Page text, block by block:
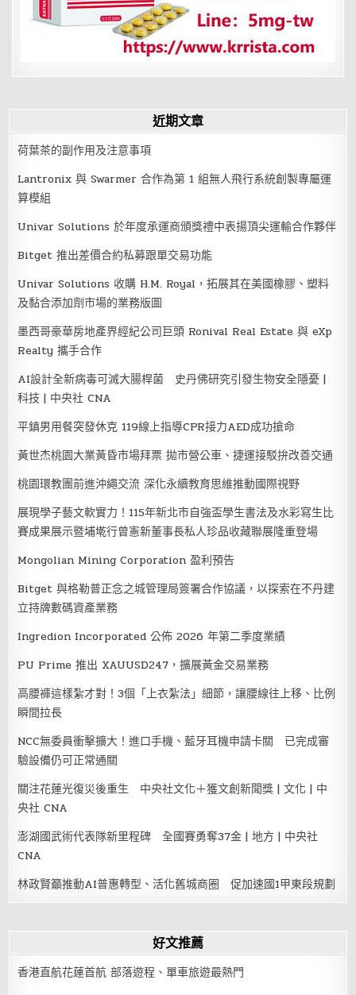
了
近期文章
荷葉茶的副作用及注意事項
Lantronix 與 Swarmer 合作為第 1 組無人飛行系統創製專屬運
算模組
Univar Solutions 於年度承運商頒獎禮中表揚頂尖運輸合作夥伴
Bitget 推出差價合約私募跟單交易功能
Univar Solutions 收購 H.M. Royal，拓展其在美國橡膠、塑料
及黏合添加劑市場的業務版圖
墨西哥豪華房地產界經紀公司巨頭 Ronival Real Estate 與 eXp
Realty 攜手合作
AI設計全新病毒可滅大腸桿菌 史丹佛研究引發生物安全隱憂 |
科技 | 中央社 CNA
平鎮男用餐突發休克 119線上指導CPR接力AED成功搶命
黃世杰桃園大業黃昏市場拜票 拋市營公車、捷運接駁拚改善交通
桃園環教團前進沖繩交流 深化永續教育思維推動國際視野
展現學子藝文軟實力！115年新北市自強盃學生書法及水彩寫生比
賽成果展示暨埔墘行曾憲新董事長私人珍品收藏聯展隆重登場
Mongolian Mining Corporation 盈利預告
Bitget 與格勒普正念之城管理局簽署合作協議，以探索在不丹建
立持牌數碼資產業務
Ingredion Incorporated 公佈 2026 年第二季度業績
PU Prime 推出 XAUUSD247，擴展黃金交易業務
高腰褲這樣紮才對！3個「上衣紮法」細節，讓腰線往上移、比例
瞬間拉長
NCC無委員衝擊擴大！進口手機、藍牙耳機申請卡關 已完成審
驗設備仍可正常通關
關注花蓮光復災後重生 中央社文化＋獲文創新聞獎 | 文化 | 中
央社 CNA
澎湖國武術代表隊新里程碑 全國賽勇奪37金 | 地方 | 中央社
CNA
林政賢籲推動AI普惠轉型、活化舊城商圈 促加速國1甲東段規劃
好文推薦
香港直航花蓮首航 部落遊程、單車旅遊最熱門